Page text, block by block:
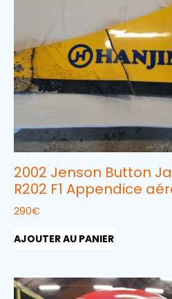
2002 Jenson Button
R202 F1 Appendice
290€
AJOUTER AU PANIER